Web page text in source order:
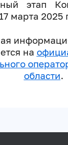
этап
марта 2025
на
области.